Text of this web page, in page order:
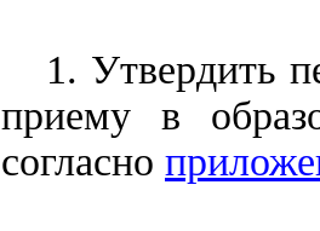
1. Утвердить
приему в
согласно